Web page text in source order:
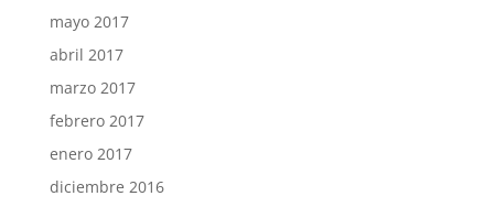
mayo 2017
abril 2017
marzo 2017
febrero 2017
enero 2017
diciembre 2016